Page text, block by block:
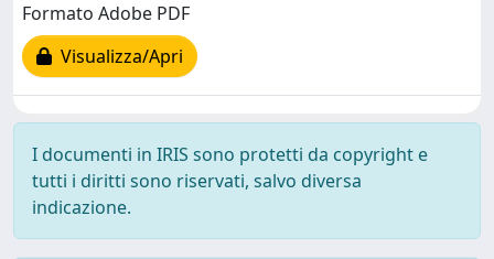
Formato Adobe PDF
Visualizza/Apri
I documenti in IRIS sono protetti da copyright e
tutti i diritti sono riservati, salvo diversa
indicazione.